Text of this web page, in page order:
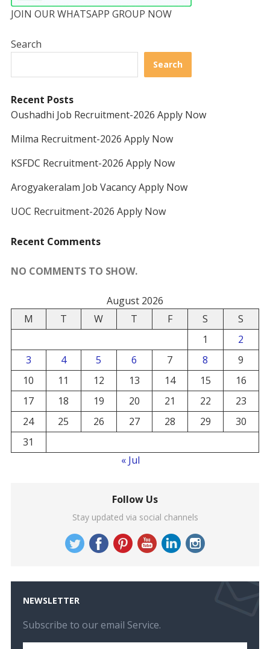
JOIN OUR WHATSAPP GROUP NOW
Search
Search
Recent Posts
Oushadhi Job Recruitment-2026 Apply Now
Milma Recruitment-2026 Apply Now
KSFDC Recruitment-2026 Apply Now
Arogyakeralam Job Vacancy Apply Now
UOC Recruitment-2026 Apply Now
Recent Comments
NO COMMENTS TO SHOW.
August 2026
M
T W T F S
S
1
2
3
4 5 6 7 8
9
10
11 12 13 14 15
16
17
18 19 20 21 22
23
24
25 26 27 28 29
30
31
« Jul
Follow Us
Stay updated via social channels
NEWSLETTER
Subscribe to our email Service.